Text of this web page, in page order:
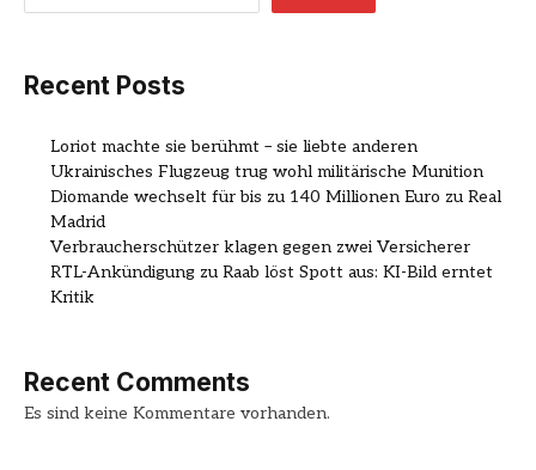
Recent Posts
Loriot machte sie berühmt – sie liebte anderen
Ukrainisches Flugzeug trug wohl militärische Munition
Diomande wechselt für bis zu 140 Millionen Euro zu Real
Madrid
Verbraucherschützer klagen gegen zwei Versicherer
RTL-Ankündigung zu Raab löst Spott aus: KI-Bild erntet
Kritik
Recent Comments
Es sind keine Kommentare vorhanden.